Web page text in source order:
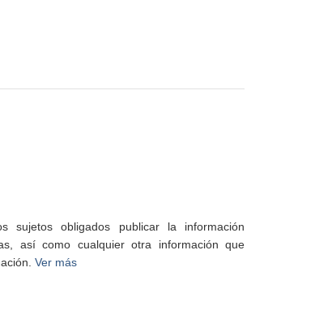
sujetos obligados publicar la información
así como cualquier otra información que
Ver más